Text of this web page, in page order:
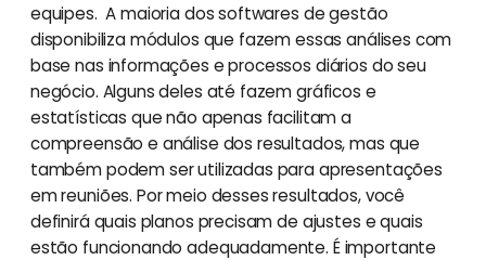
equipes. A maioria dos softwares de gestão
disponibiliza módulos que fazem essas análises com
base nas informações e processos diários do seu
negócio. Alguns deles até fazem gráficos e
estatísticas que não apenas facilitam a
compreensão e análise dos resultados, mas que
também podem ser utilizadas para apresentações
em reuniões. Por meio desses resultados, você
definirá quais planos precisam de ajustes e quais
estão funcionando adequadamente. É importante